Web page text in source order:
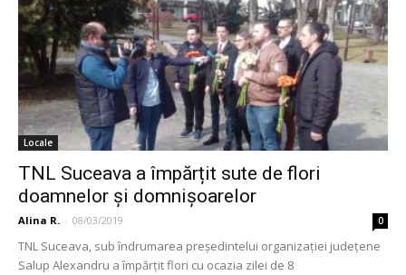
Locale
TNL Suceava a împărțit sute de flori
doamnelor și domnișoarelor
Alina R. - 08/03/2019 0
TNL Suceava, sub îndrumarea președintelui organizației județene
Salup Alexandru a împărțit flori cu ocazia zilei de 8